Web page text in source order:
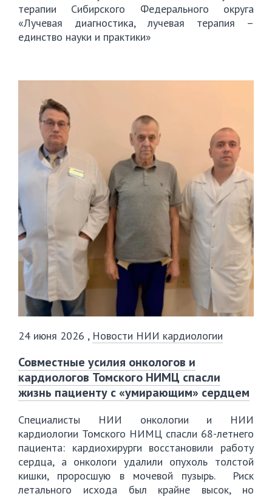
терапии Сибирского Федерального округа
«Лучевая диагностика, лучевая терапия –
единство науки и практики»
24 июня 2026 , Новости НИИ кардиологии
Совместные усилия онкологов и
кардиологов Томского НИМЦ спасли
жизнь пациенту с «умирающим» сердцем
Специалисты НИИ онкологии и НИИ
кардиологии Томского НИМЦ спасли 68-летнего
пациента: кардиохирурги восстановили работу
сердца, а онкологи удалили опухоль толстой
кишки, проросшую в мочевой пузырь. Риск
летального исхода был крайне высок, но